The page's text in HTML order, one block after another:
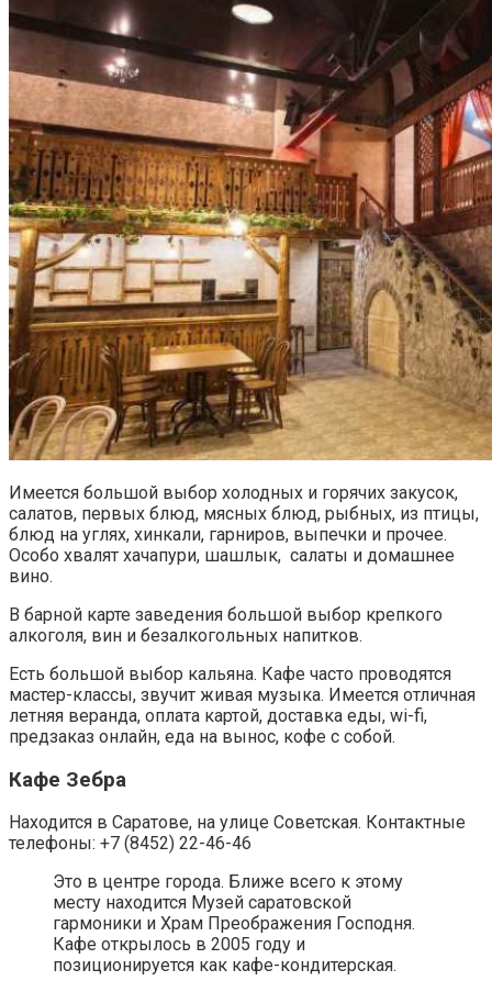
Имеется большой выбор холодных и горячих закусок,
салатов, первых блюд, мясных блюд, рыбных, из птицы,
блюд на углях, хинкали, гарниров, выпечки и прочее.
Особо хвалят хачапури, шашлык, салаты и домашнее
вино.
В барной карте заведения большой выбор крепкого
алкоголя, вин и безалкогольных напитков.
Есть большой выбор кальяна. Кафе часто проводятся
мастер-классы, звучит живая музыка. Имеется отличная
летняя веранда, оплата картой, доставка еды, wi-fi,
предзаказ онлайн, еда на вынос, кофе с собой.
Кафе Зебра
Находится в Саратове, на улице Советская. Контактные
телефоны: +7 (8452) 22-46-46
Это в центре города. Ближе всего к этому
месту находится Музей саратовской
гармоники и Храм Преображения Господня.
Кафе открылось в 2005 году и
позиционируется как кафе-кондитерская.